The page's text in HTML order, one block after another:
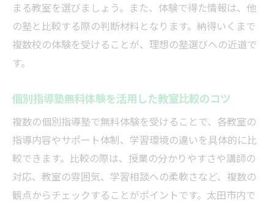
まる教室を選びましょう。また、体験で得た情報は、他
の塾と比較する際の判断材料となります。納得いくまで
複数校の体験を受けることが、理想の塾選びへの近道で
す。
個別指導塾無料体験を活用した教室比較のコツ
複数の個別指導塾で無料体験を受けることで、各教室の
指導内容やサポート体制、学習環境の違いを具体的に比
較できます。比較の際は、授業の分かりやすさや講師の
対応、教室の雰囲気、学習相談への柔軟さなど、複数の
観点からチェックすることがポイントです。太田市内で